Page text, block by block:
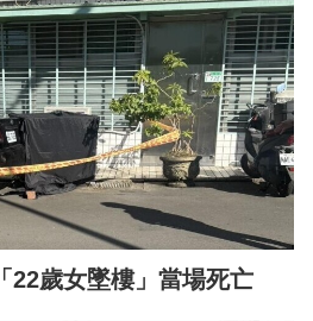
22歲女墜樓」當場死亡